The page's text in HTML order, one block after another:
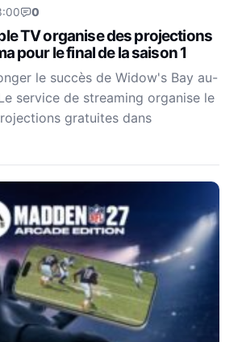
0
TV organise des projections
pour le final de la saison 1
le succès de Widow's Bay au-
service de streaming organise le
gratuites dans